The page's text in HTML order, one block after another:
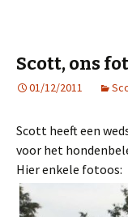
Scott, ons
01/12/2011
Scott heeft een
voor het
Hier enkele fotoos: